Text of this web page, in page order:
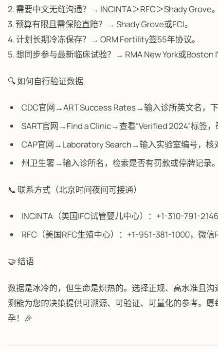
2. 需要中文无缝沟通？→ INCINTA＞RFC＞Shady Grove
3. 预算有限且需保险直赔？→ Shady Grove或FCI。
4. 计划长期冷冻保存？→ ORM Fertility签55年协议。
5. 想同步参与最新临床试验？→ RMA New York或Boston
🔍 如何自行验证数据
CDC官网→ART Success Rates→输入诊所英文名，
SART官网→Find a Clinic→查看“Verified 2024”标签
CAP官网→Laboratory Search→输入实验室编号，核
州卫生署→输入诊所名，检索是否有罚款或停牌记录
📞 联系方式（北京时间夜间可接通）
INCINTA（美国IFC试管婴儿中心）：+1-310-791-
RFC（美国RFC生殖中心）：+1-951-381-1000，
🤝 结语
数据是冰冷的，但生命是炽热的。选择正规、高水准且
测能为您的决策提供可溯源、可验证、可量化的参考。
孕！🎉